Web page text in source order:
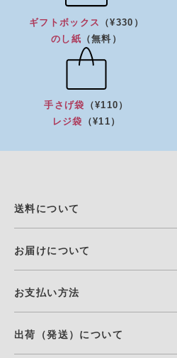
ギフトボックス
（¥330）
のし紙 （無料）
手さげ袋
（¥110）
レジ袋
（¥11）
送料について
お届けについて
お支払い方法
出荷（発送）について